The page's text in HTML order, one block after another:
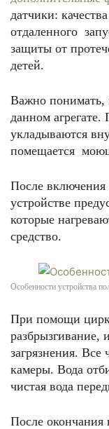
датчики:
отдаленного
защиты от
детей.
Важно понимать,
данном
укладываются
помещается
После включения
устройстве
которые
средство.
Особенности устройства
При помощи
разбрызгивание,
загрязнения.
камеры. Вода
чистая вода
После окончания